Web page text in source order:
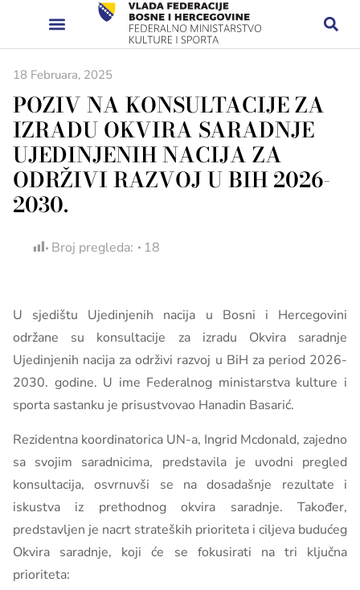
18 Februara, 2025
POZIV NA KONSULTACIJE ZA
IZRADU OKVIRA SARADNJE
UJEDINJENIH NACIJA ZA
ODRŽIVI RAZVOJ U BIH 2026-
2030.
Broj pregleda: 18
U sjedištu Ujedinjenih nacija u Bosni i Hercegovini
održane su konsultacije za izradu Okvira saradnje
Ujedinjenih nacija za održivi razvoj u BiH za period 2026-
2030. godine. U ime Federalnog ministarstva kulture i
sporta sastanku je prisustvovao Hanadin Basarić.
Rezidentna koordinatorica UN-a, Ingrid Mcdonald, zajedno
sa svojim saradnicima, predstavila je uvodni pregled
konsultacija, osvrnuvši se na dosadašnje rezultate i
iskustva iz prethodnog okvira saradnje. Također,
predstavljen je nacrt strateških prioriteta i ciljeva budućeg
Okvira saradnje, koji će se fokusirati na tri ključna
prioriteta: